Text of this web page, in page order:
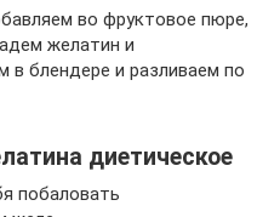
во фруктовое пюре,
желатин и
в блендере и разливаем по
диетическое
побаловать